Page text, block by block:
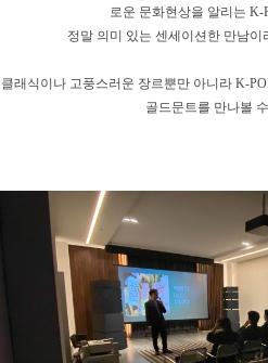
로운 문화현상을 알리는 K-
정말 의미 있는 센세이션한 만남
클래식이나 고풍스러운 장르뿐만 아니라 K-
골드문트를 만나볼